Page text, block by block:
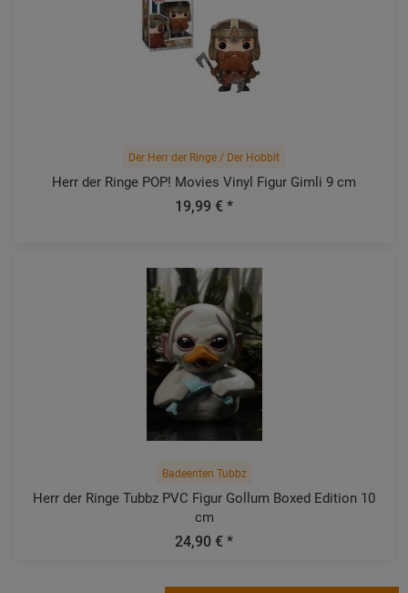
Der Herr der Ringe / Der Hobbit
Herr der Ringe POP! Movies Vinyl Figur Gimli 9 cm
19,99 € *
Badeenten Tubbz
Herr der Ringe Tubbz PVC Figur Gollum Boxed Edition 10
cm
24,90 € *